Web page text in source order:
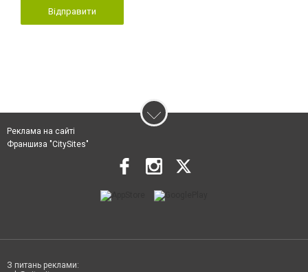
Відправити
Реклама на сайті
Франшиза "CitySites"
З питань реклами: